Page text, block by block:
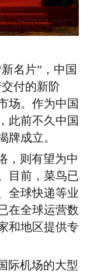
名片” ， 中国
付的新阶
场。 作为中国
，此前不久 中国
牌成立。
，则有望为中
目前，菜鸟已
全球快递等业
在全球运营数
和地区提供专
际机场的大型